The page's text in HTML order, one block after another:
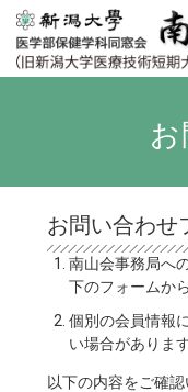
お問い合わせ
南山会事務局へ
下のフォームか
個別の会員情報
い場合がありま
以下の内容をご確